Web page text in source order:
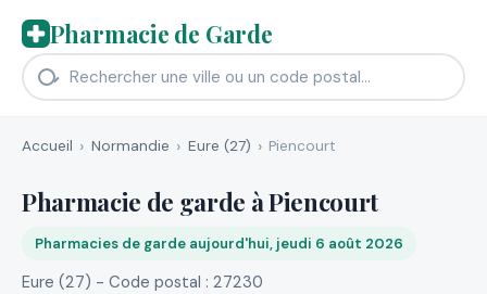
Pharmacie de Garde
Accueil Normandie Eure (27) Piencourt
Pharmacie de garde à Piencourt
Pharmacies de garde aujourd'hui, jeudi 6 août 2026
Eure (27) - Code postal : 27230